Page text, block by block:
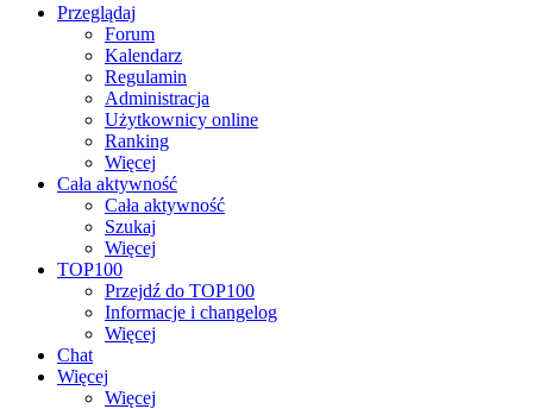
Przeglądaj
Forum
Kalendarz
Regulamin
Administracja
Użytkownicy online
Ranking
Więcej
Cała aktywność
Cała aktywność
Szukaj
Więcej
TOP100
Przejdź do TOP100
Informacje i changelog
Więcej
Chat
Więcej
Więcej